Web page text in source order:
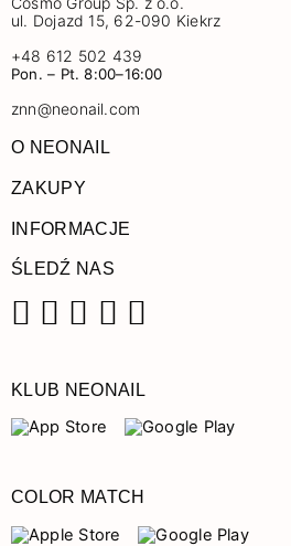
ul. Dojazd 15, 62-090 Kiekrz
+48 612 502 439
Pon. – Pt. 8:00–16:00
znn@neonail.com
O NEONAIL
ZAKUPY
INFORMACJE
ŚLEDŹ NAS
KLUB NEONAIL
COLOR MATCH